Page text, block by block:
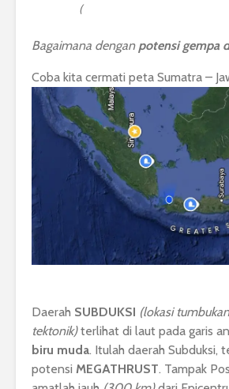
(https://www.generic-mapping-
Bagaimana dengan potensi gempa
Coba kita cermati peta Sumatra –
Daerah SUBDUKSI (lokasi
tektonik)terlihat di laut pada garis
biru muda. Itulah daerah Subduksi,
potensi MEGATHRUST. Tampak